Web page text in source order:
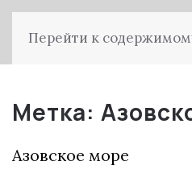
Перейти к
Метка:
Азовское море